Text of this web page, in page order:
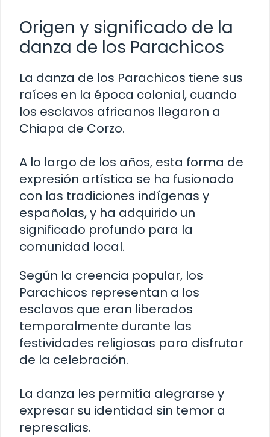
Origen y significado de la
danza de los Parachicos
La danza de los Parachicos tiene sus
raíces en la época colonial, cuando
los esclavos africanos llegaron a
Chiapa de Corzo.
A lo largo de los años, esta forma de
expresión artística se ha fusionado
con las tradiciones indígenas y
españolas, y ha adquirido un
significado profundo para la
comunidad local.
Según la creencia popular, los
Parachicos representan a los
esclavos que eran liberados
temporalmente durante las
festividades religiosas para disfrutar
de la celebración.
La danza les permitía alegrarse y
expresar su identidad sin temor a
represalias.